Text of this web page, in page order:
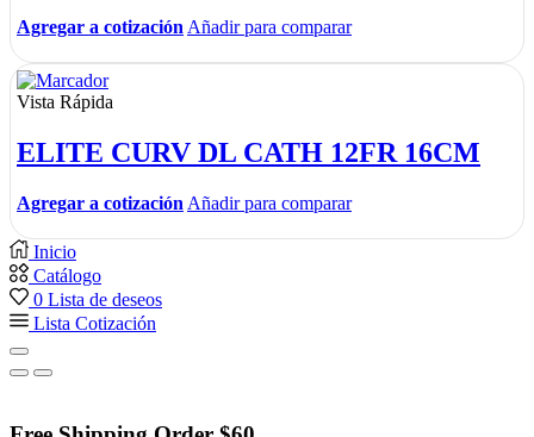
Agregar a cotización Añadir para comparar
Vista Rápida
ELITE CURV DL CATH 12FR 16CM
Agregar a cotización Añadir para comparar
Inicio
Catálogo
0 Lista de deseos
Lista Cotización